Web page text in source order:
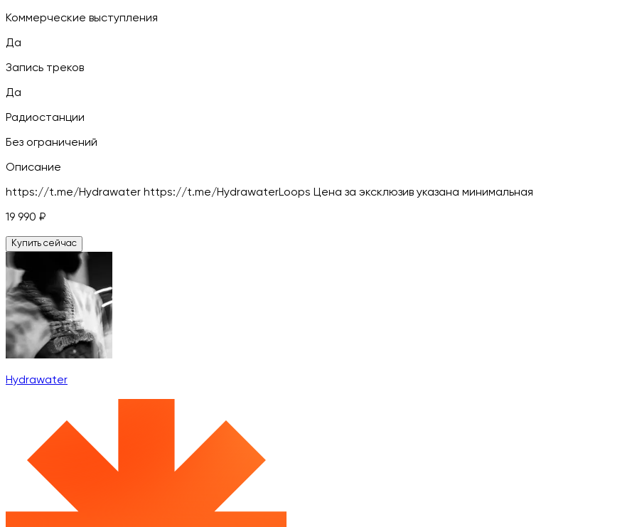
Коммерческие выступления
Да
Запись треков
Да
Радиостанции
Без ограничений
Описание
https://t.me/Hydrawater https://t.me/HydrawaterLoops Цена за эксклюзив указана минимальная
19 990 ₽
Купить сейчас
Hydrawater